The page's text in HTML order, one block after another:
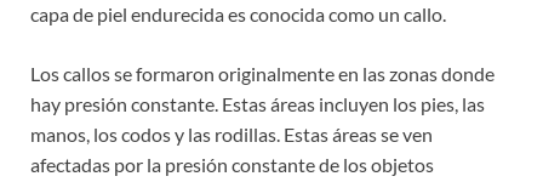
capa de piel endurecida es conocida como un callo.
Los callos se formaron originalmente en las zonas donde
hay presión constante. Estas áreas incluyen los pies, las
manos, los codos y las rodillas. Estas áreas se ven
afectadas por la presión constante de los objetos